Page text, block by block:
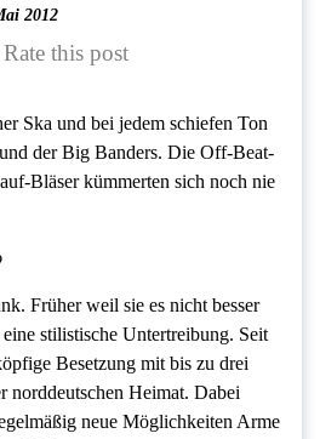
2012
Rate this post
Ska und bei jedem schiefen Ton
der Big Banders. Die Off-Beat-
Bläser kümmerten sich noch nie
Früher weil sie es nicht besser
stilistische Untertreibung. Seit
Besetzung mit bis zu drei
norddeutschen Heimat. Dabei
neue Möglichkeiten Arme